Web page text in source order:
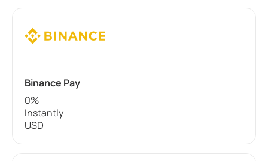
Binance Pay
0%
Instantly
USD